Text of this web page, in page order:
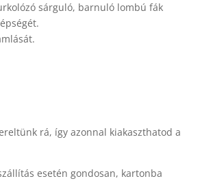
sárguló, barnuló lombú fák
rá, így azonnal kiakaszthatod a
esetén gondosan, kartonba